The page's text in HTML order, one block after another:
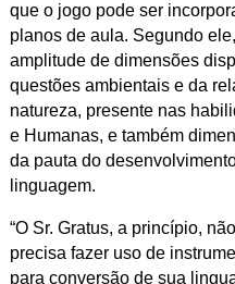
que o jogo pode ser
planos de aula. Segundo
amplitude de dimensões
questões ambientais e da
natureza, presente nas
e Humanas, e também
da pauta do
linguagem.
“O Sr. Gratus, a princípio,
precisa fazer uso de
para conversão de sua